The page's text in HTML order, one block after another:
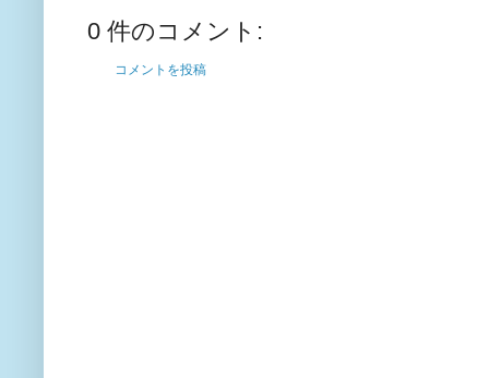
0 件のコメント:
コメントを投稿